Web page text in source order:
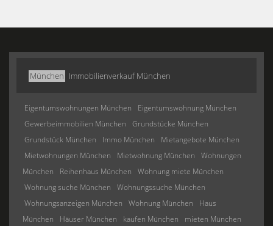
München Immobilienverkauf München
Eigentumswohnungen München
Eigentumswohnung München
Gewerbeimmobilien München
Grundstücke München
Grundstück München
Immo München
Mietangebote München
Mietwohnungen München
Mietwohnung München
Wohnungen
München
Reihenhaus München
Wohnung miete München
Wohnung suche München
Wohnungssuche München
Wohnungsanzeigen München
Wohnung München
Haus
München
Häuser München kaufen München
mieten München